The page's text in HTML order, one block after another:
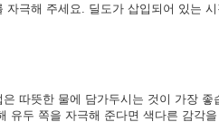
극해 주세요. 딜도가 삽입되어 있는
따뜻한 물에 담가두시는 것이 가장
유두 쪽을 자극해 준다면 색다른 감각